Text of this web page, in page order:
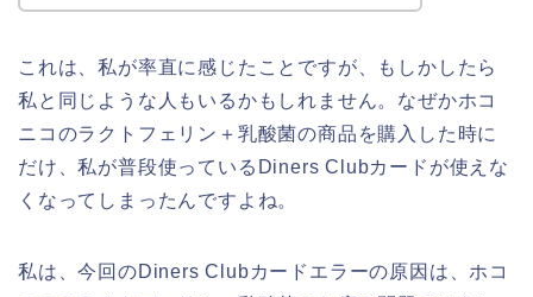
これは、私が率直に感じたことですが、もしかしたら
私と同じような人もいるかもしれません。なぜかホコ
ニコのラクトフェリン＋乳酸菌の商品を購入した時に
だけ、私が普段使っているDiners Clubカードが使えな
くなってしまったんですよね。
私は、今回のDiners Clubカードエラーの原因は、ホコ